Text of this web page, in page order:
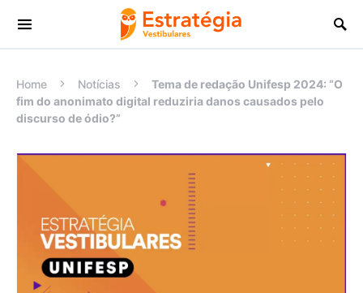
Procurar:
Home Notícias
Tema de redação Unifesp 2024: “O
fim do anonimato digital reduziria danos causados pelo
discurso de ódio?”